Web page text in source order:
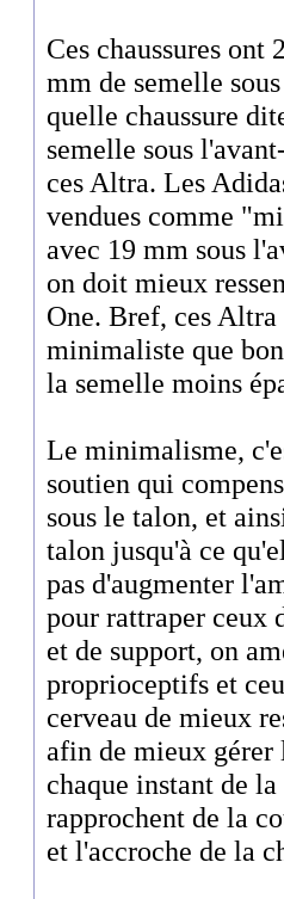
Ces chaussures ont
mm de semelle
quelle chaussure
semelle sous
ces Altra. Les
vendues comme
avec 19 mm sous
on doit mieux
One. Bref, ces
minimaliste que
la semelle moins
Le minimalisme,
soutien qui
sous le talon, et
talon jusqu'à ce
pas d'augmenter
pour rattraper ceux
et de support, on
proprioceptifs et
cerveau de mieux
afin de mieux gérer
chaque instant de
rapprochent de la
et l'accroche de la